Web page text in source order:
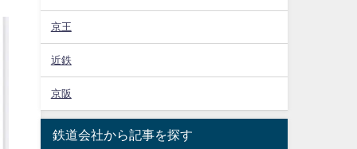
京王
近鉄
京阪
鉄道会社から記事を探す